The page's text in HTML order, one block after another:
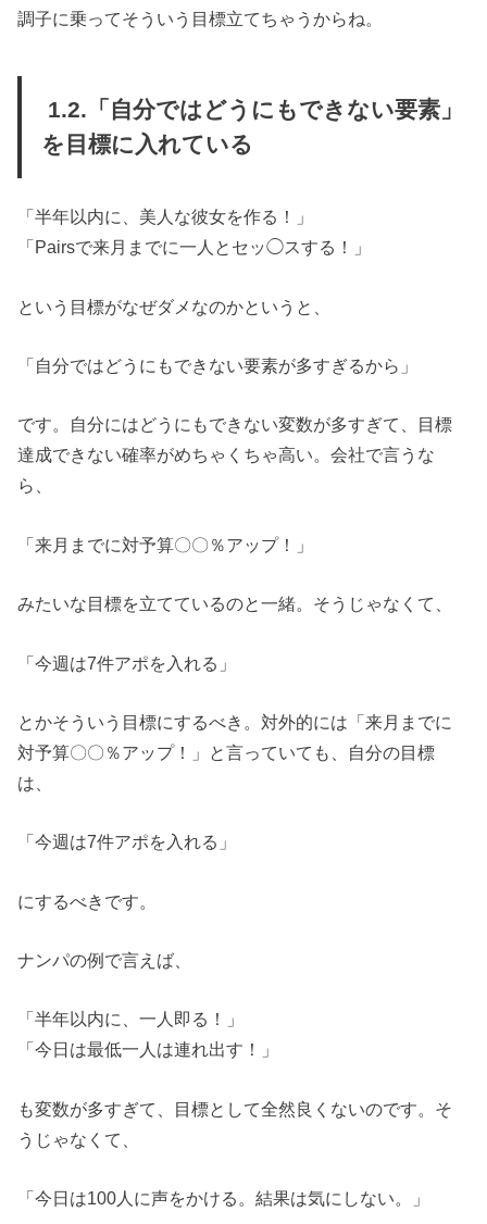
調子に乗ってそういう目標立てちゃうからね。
1.2.「自分ではどうにもできない要素」
を目標に入れている
「半年以内に、美人な彼女を作る！」
「Pairsで来月までに一人とセッ◯スする！」
という目標がなぜダメなのかというと、
「自分ではどうにもできない要素が多すぎるから」
です。自分にはどうにもできない変数が多すぎて、目標
達成できない確率がめちゃくちゃ高い。会社で言うな
ら、
「来月までに対予算〇〇％アップ！」
みたいな目標を立てているのと一緒。そうじゃなくて、
「今週は7件アポを入れる」
とかそういう目標にするべき。対外的には「来月までに
対予算〇〇％アップ！」と言っていても、自分の目標
は、
「今週は7件アポを入れる」
にするべきです。
ナンパの例で言えば、
「半年以内に、一人即る！」
「今日は最低一人は連れ出す！」
も変数が多すぎて、目標として全然良くないのです。そ
うじゃなくて、
「今日は100人に声をかける。結果は気にしない。」